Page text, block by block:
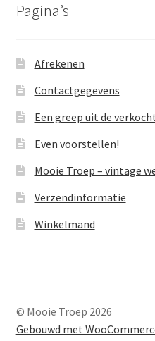
Pagina’s
Afrekenen
Contactgegevens
Een greep uit de
Even voorstellen!
Mooie Troep – vintage
Verzendinformatie
Winkelmand
© Mooie Troep 2026
Gebouwd met